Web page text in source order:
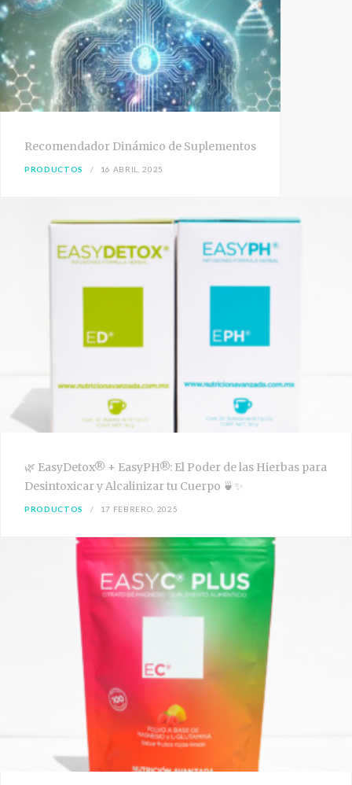
Recomendador Dinámico de Suplementos
PRODUCTOS 16 ABRIL, 2025
🌿 EasyDetox® + EasyPH®: El Poder de las Hierbas para
Desintoxicar y Alcalinizar tu Cuerpo 🍵✨
PRODUCTOS 17 FEBRERO, 2025